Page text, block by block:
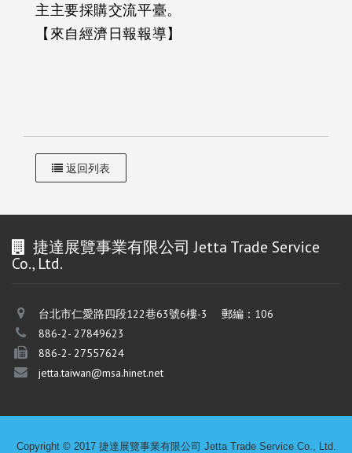
主主要採購交流平臺。
【來自經濟日報報導】
返回列表
捷達展覽事業有限公司 Jetta Trade Service
Co., Ltd.
台北市仁愛路四段122巷63號6樓-3 郵編：106
886-2- 27849623
886-2- 27557624
jetta.taiwan@msa.hinet.net
Copyright © 2017 捷達展覽事業有限公司 Jetta Trade Service Co., Ltd.